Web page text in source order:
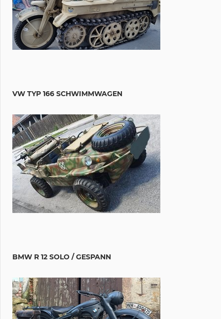
VW TYP 166 SCHWIMMWAGEN
BMW R 12 SOLO / GESPANN